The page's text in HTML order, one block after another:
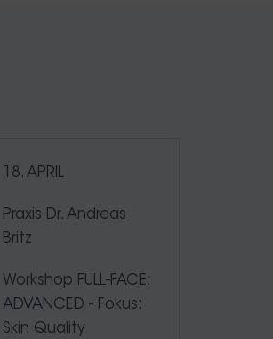
18. APRIL
Praxis Dr. Andreas
Britz
Workshop FULL-FACE:
ADVANCED - Fokus:
Skin Quality